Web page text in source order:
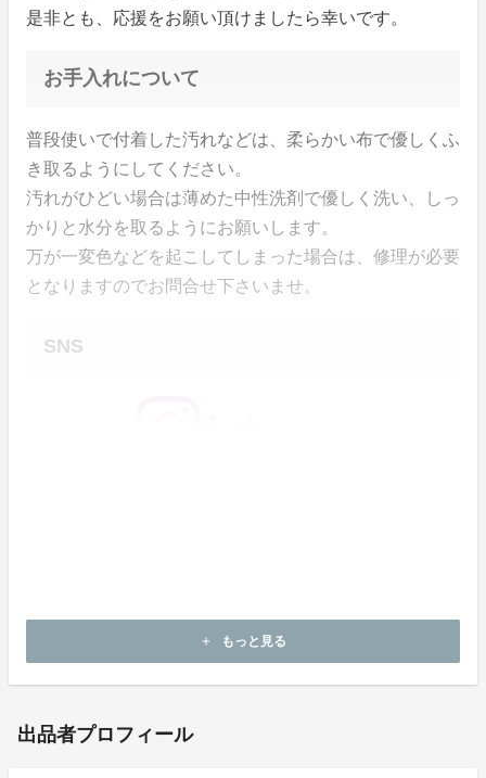
是非とも、応援をお願い頂けましたら幸いです。
お手入れについて
普段使いで付着した汚れなどは、柔らかい布で優しくふ
き取るようにしてください。
汚れがひどい場合は薄めた中性洗剤で優しく洗い、しっ
かりと水分を取るようにお願いします。
万が一変色などを起こしてしまった場合は、修理が必要
となりますのでお問合せ下さいませ。
SNS
add もっと見る
出品者プロフィール